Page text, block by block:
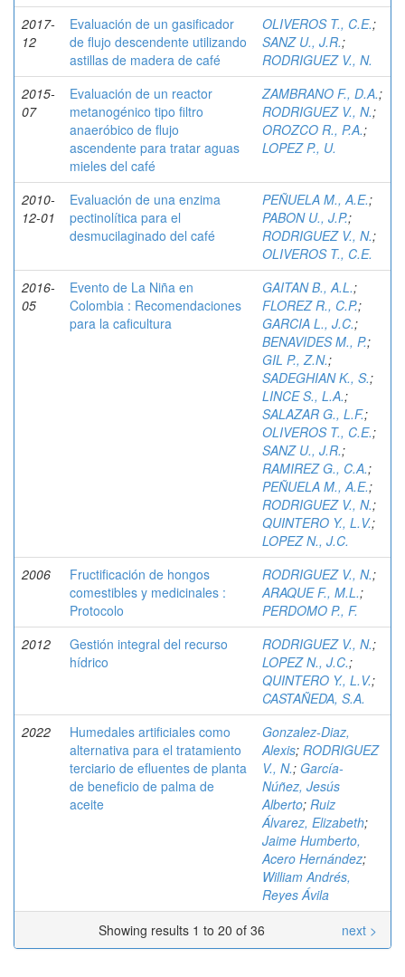
2017-
12
Evaluación de un gasificador
de flujo descendente utilizando
astillas de madera de café
OLIVEROS T., C.E.;
SANZ U., J.R.;
RODRIGUEZ V., N.
2015-
07
Evaluación de un reactor
metanogénico tipo filtro
anaeróbico de flujo
ascendente para tratar aguas
mieles del café
ZAMBRANO F., D.A.;
RODRIGUEZ V., N.;
OROZCO R., P.A.;
LOPEZ P., U.
2010-
12-01
Evaluación de una enzima
pectinolítica para el
desmucilaginado del café
PEÑUELA M., A.E.;
PABON U., J.P.;
RODRIGUEZ V., N.;
OLIVEROS T., C.E.
2016-
05
Evento de La Niña en
Colombia : Recomendaciones
para la caficultura
GAITAN B., A.L.;
FLOREZ R., C.P.;
GARCIA L., J.C.;
BENAVIDES M., P.;
GIL P., Z.N.;
SADEGHIAN K., S.;
LINCE S., L.A.;
SALAZAR G., L.F.;
OLIVEROS T., C.E.;
SANZ U., J.R.;
RAMIREZ G., C.A.;
PEÑUELA M., A.E.;
RODRIGUEZ V., N.;
QUINTERO Y., L.V.;
LOPEZ N., J.C.
2006
Fructificación de hongos
comestibles y medicinales :
Protocolo
RODRIGUEZ V., N.;
ARAQUE F., M.L.;
PERDOMO P., F.
2012
Gestión integral del recurso
hídrico
RODRIGUEZ V., N.;
LOPEZ N., J.C.;
QUINTERO Y., L.V.;
CASTAÑEDA, S.A.
2022
Humedales artificiales como
alternativa para el tratamiento
terciario de efluentes de planta
de beneficio de palma de
aceite
Gonzalez-Diaz,
Alexis; RODRIGUEZ
V., N.; García-
Núñez, Jesús
Alberto; Ruiz
Álvarez, Elizabeth;
Jaime Humberto,
Acero Hernández;
William Andrés,
Reyes Ávila
Showing results 1 to 20 of 36
next >